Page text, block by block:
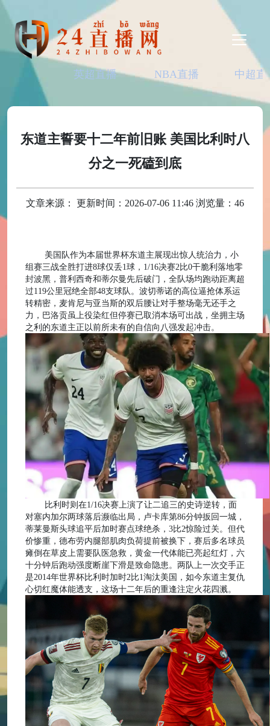
英超直播 NBA直播 中超直
东道主誓要十二年前旧账 美国比利时八
分之一死磕到底‌
文章来源： 更新时间：2026-07-06 11:46 浏览量：46
美国队作为本届世界杯东道主展现出惊人统治力，小
组赛三战全胜打进8球仅丢1球，1/16决赛2比0干脆利落地零
封波黑，普利西奇和蒂尔曼先后破门，全队场均跑动距离超
过119公里冠绝全部48支球队。波切蒂诺的高位逼抢体系运
转精密，麦肯尼与亚当斯的双后腰让对手整场毫无还手之
力，巴洛贡虽上役染红但停赛已取消本场可出战，坐拥主场
之利的东道主正以前所未有的自信向八强发起冲击。
比利时则在1/16决赛上演了让二追三的史诗逆转，面
对塞内加尔两球落后濒临出局，卢卡库第86分钟扳回一城，
蒂莱曼斯头球追平后加时赛点球绝杀，3比2惊险过关。但代
价惨重，德布劳内腿部肌肉负荷提前被换下，赛后多名球员
瘫倒在草皮上需要队医急救，黄金一代体能已亮起红灯，六
十分钟后跑动强度断崖下滑是致命隐患。两队上一次交手正
是2014年世界杯比利时加时2比1淘汰美国，如今东道主复仇
心切红魔体能透支，这场十二年后的重逢注定火花四溅。